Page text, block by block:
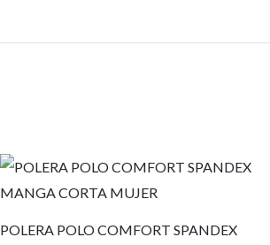
POLERA POLO COMFORT SPANDEX